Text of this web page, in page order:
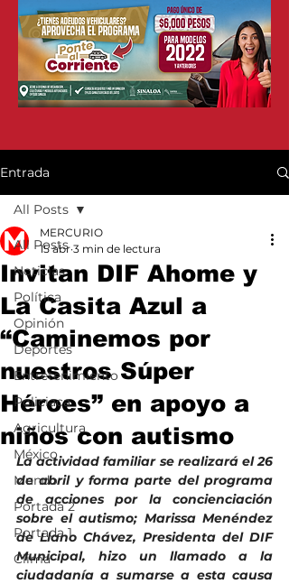
Entrada
All Posts
Noticias
Política
Opinión
Deportes
Entretenimiento
Policiaca
Agricultura
México
Mundo
Portada 2
Portada 1
Clima
All Posts
Invitan DIF Ahome y
La Casita Azul a
“Caminemos por
nuestros Súper
Héroes” en apoyo a
niños con autismo
MERCURIO
15 abr 3 min de lectura
La actividad familiar se realizará el 26
de abril y forma parte del programa
de acciones por la concienciación
sobre el autismo; Marissa Menéndez
de Llano Chávez, Presidenta del DIF
Municipal, hizo un llamado a la
ciudadanía a sumarse a esta causa